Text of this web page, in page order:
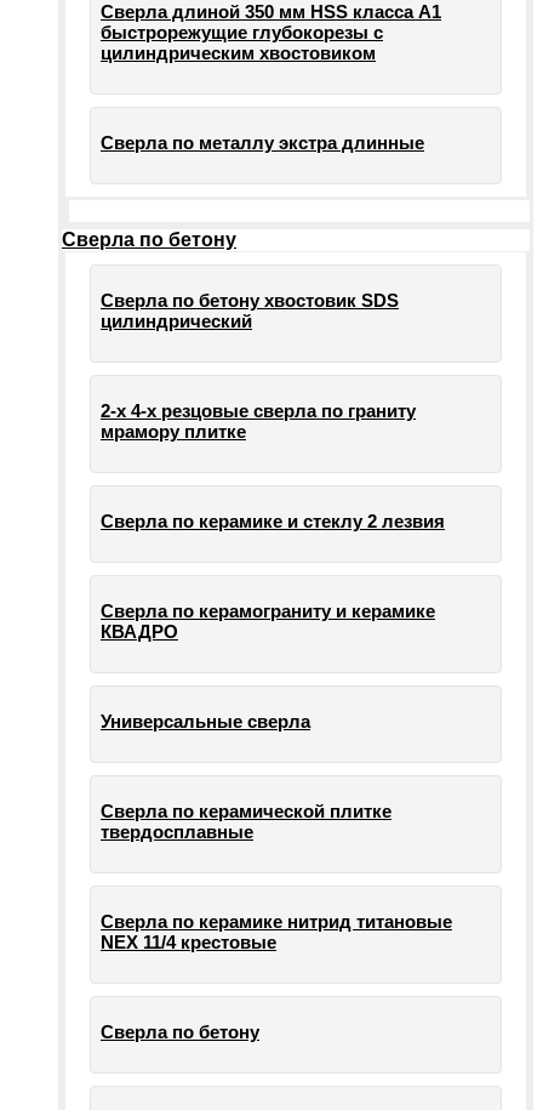
Сверла длиной 350 мм HSS класса А1
быстрорежущие глубокорезы с
цилиндрическим хвостовиком
Сверла по металлу экстра длинные
Сверла по бетону
Сверла по бетону хвостовик SDS
цилиндрический
2-х 4-х резцовые сверла по граниту
мрамору плитке
Сверла по керамике и стеклу 2 лезвия
Сверла по керамограниту и керамике
КВАДРО
Универсальные сверла
Сверла по керамической плитке
твердосплавные
Сверла по керамике нитрид титановые
NEX 11/4 крестовые
Сверла по бетону